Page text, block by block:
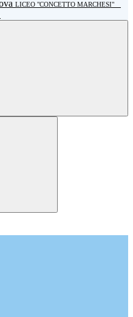
LICEO "CONCETTO MARCHESI"